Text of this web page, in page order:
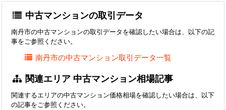
中古マンションの取引データ
南丹市の中古マンションの取引データを確認したい場合は、以下の記
事をご参照ください。
南丹市の中古マンション取引データ一覧
関連エリア 中古マンション相場記事
関連するエリアの中古マンション価格相場を確認したい場合は、以下
の記事をご参照ください。